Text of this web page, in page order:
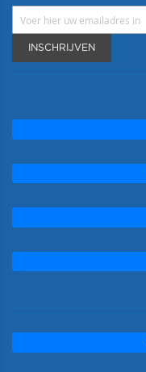
INSCHRIJVEN